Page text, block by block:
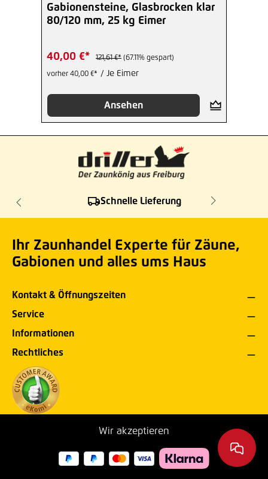
Gabionensteine, Glasbrocken klar
80/120 mm, 25 kg Eimer
40,00 €* 121,61 €* (67.11% gespart)
vorher 40,00 €* / Je Eimer
Ansehen
Schnelle Lieferung
Ihr Zaunhandel Experte für Zäune,
Gabionen und alles ums Haus
Kontakt & Öffnungszeiten
Service
Informationen
Rechtliches
Wir akzeptieren